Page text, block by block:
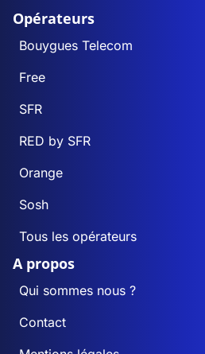
Opérateurs
Bouygues Telecom
Free
SFR
RED by SFR
Orange
Sosh
Tous les opérateurs
A propos
Qui sommes nous ?
Contact